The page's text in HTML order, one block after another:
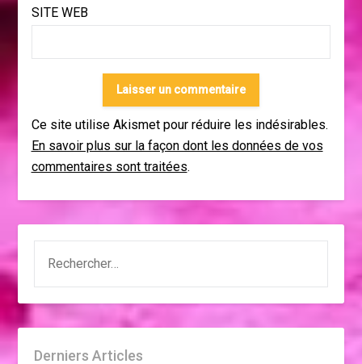
SITE WEB
Ce site utilise Akismet pour réduire les indésirables.
En savoir plus sur la façon dont les données de vos
commentaires sont traitées.
Derniers Articles